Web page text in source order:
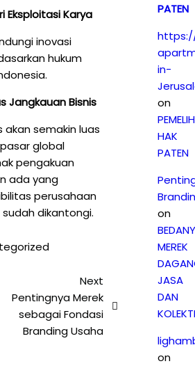
Eksploitasi Karya
inovasi
hukum
Jangkauan Bisnis
akan semakin luas
global
pengakuan
ada yang
perusahaan
dikantongi.
Next
Pentingnya Merek
sebagai Fondasi
Branding Usaha
PATEN
in-
on
HAK
PATEN
on
MEREK
JASA
DAN
on